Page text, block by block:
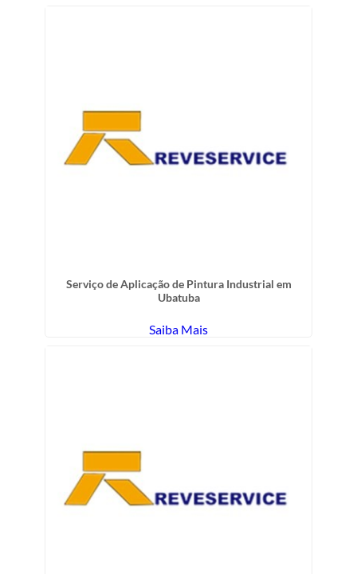
Serviço de Aplicação de Pintura Industrial em
Ubatuba
Saiba Mais